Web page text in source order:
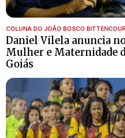
COLUNA DO JOÃO BOSCO
Daniel Vilela anuncia
Mulher e Maternidade
Goiás